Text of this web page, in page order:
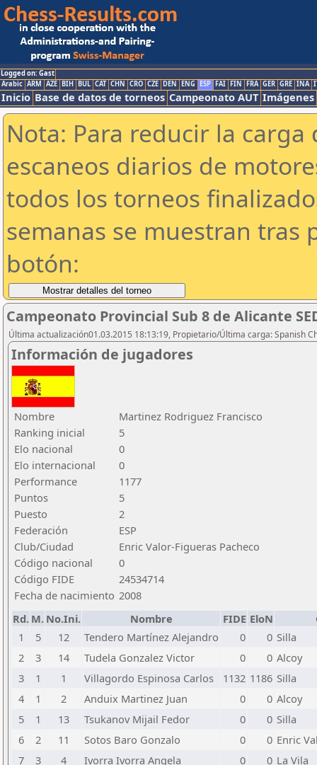
Logged on: Gast
Arabic ARM AZE BIH BUL CAT CHN CRO CZE DEN ENG ESP FAI FIN FRA GER GRE INA
Inicio Base de datos de torneos Campeonato AUT Imágenes
Nota: Para reducir la
escaneos diarios de
todos los torneos
semanas se muestran tras
botón:
Campeonato Provincial Sub 8 de Alicante
Última actualización01.03.2015 18:13:19, Propietario/Última carga: Spanish
Información de jugadores
Nombre
Martinez Rodriguez Francisco
Ranking inicial
5
Elo nacional
0
Elo internacional
0
Performance
1177
Puntos
5
Puesto
2
Federación
ESP
Club/Ciudad
Enric Valor-Figueras Pacheco
Código nacional
0
Código FIDE
24534714
Fecha de nacimiento 2008
Rd. M. No.Ini. Nombre FIDE EloN
1
5 12 Tendero Martínez Alejandro 0 0 Silla
2
3 14 Tudela Gonzalez Victor 0 0 Alcoy
3
1 1 Villagordo Espinosa Carlos 1132 1186 Silla
4
1 2 Anduix Martinez Juan 0 0 Alcoy
5
1 13 Tsukanov Mijail Fedor 0 0 Silla
6
2 11 Sotos Baro Gonzalo 0 0 Enric
7
3 4 Ivorra Ivorra Angela 0 0 La Vila